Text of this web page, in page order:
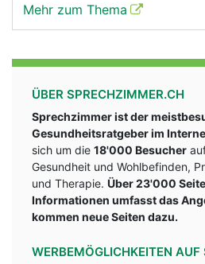
Mehr zum Thema
ÜBER SPRECHZIMMER.CH
Sprechzimmer ist der
Gesundheitsratgeber im
sich um die 18'000 Besucher
Gesundheit und Wohlbefinden,
und Therapie. Über 23'000
Informationen umfasst das
kommen neue Seiten dazu.
WERBEMÖGLICHKEITEN